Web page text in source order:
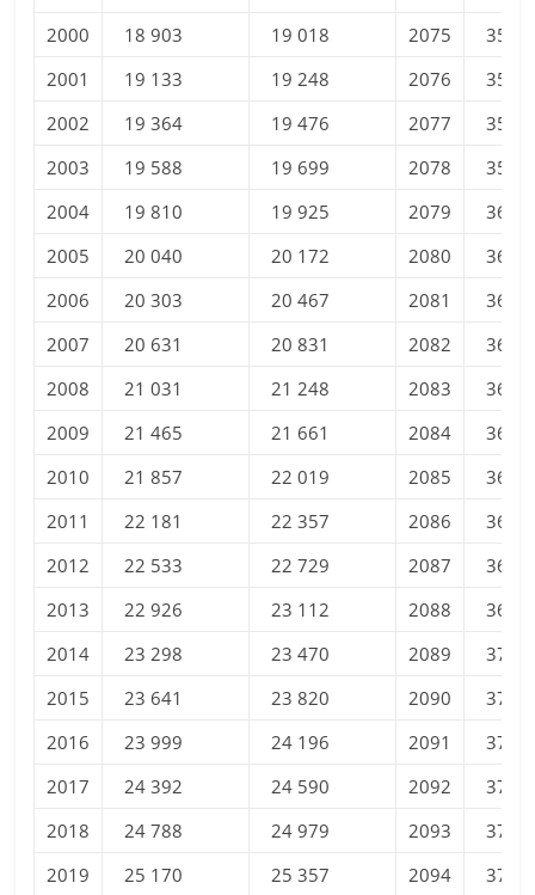
2000
18 903 19 018 2075
35
2001
19 133 19 248 2076
35
2002
19 364 19 476 2077
35
2003
19 588 19 699 2078
35
2004
19 810 19 925 2079
36
2005
20 040 20 172 2080
36
2006
20 303 20 467 2081
36
2007
20 631 20 831 2082
36
2008
21 031 21 248 2083
36
2009
21 465 21 661 2084
36
2010
21 857 22 019 2085
36
2011
22 181 22 357 2086
36
2012
22 533 22 729 2087
36
2013
22 926 23 112 2088
36
2014
23 298 23 470 2089
37
2015
23 641 23 820 2090
37
2016
23 999 24 196 2091
37
2017
24 392 24 590 2092
37
2018
24 788 24 979 2093
37
2019
25 170 25 357 2094
37